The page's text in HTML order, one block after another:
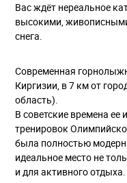
Вас ждёт нереальное
высокими,
снега.
Современная
Киргизии, в 7 км от
область).
В советские времена ее
тренировок
была полностью
идеальное место не
и для активного отдыха.